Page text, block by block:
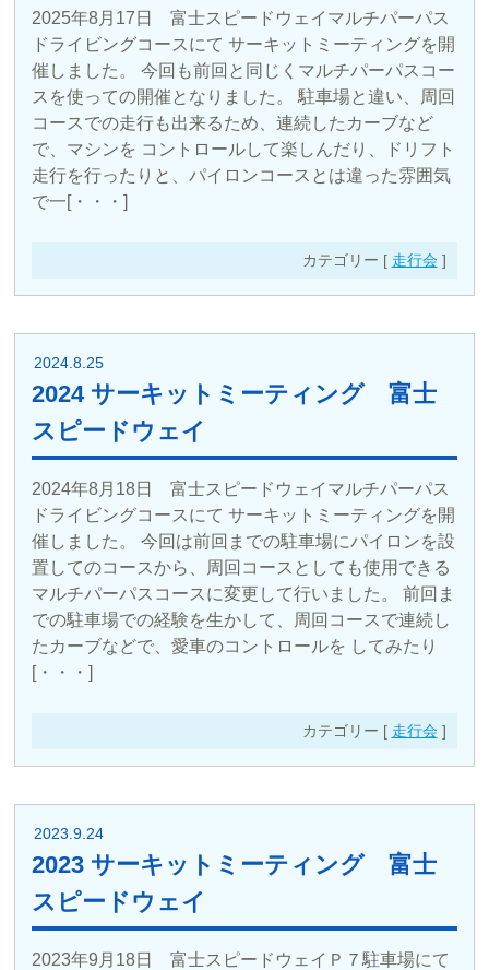
2025年8月17日 富士スピードウェイマルチパーパス
ドライビングコースにて サーキットミーティングを開
催しました。 今回も前回と同じくマルチパーパスコー
スを使っての開催となりました。 駐車場と違い、周回
コースでの走行も出来るため、連続したカーブなど
で、マシンを コントロールして楽しんだり、ドリフト
走行を行ったりと、パイロンコースとは違った雰囲気
で一[・・・]
カテゴリー [ 走行会]
2024.8.25
2024 サーキットミーティング 富士
スピードウェイ
2024年8月18日 富士スピードウェイマルチパーパス
ドライビングコースにて サーキットミーティングを開
催しました。 今回は前回までの駐車場にパイロンを設
置してのコースから、周回コースとしても使用できる
マルチパーパスコースに変更して行いました。 前回ま
での駐車場での経験を生かして、周回コースで連続し
たカーブなどで、愛車のコントロールを してみたり
[・・・]
カテゴリー [ 走行会]
2023.9.24
2023 サーキットミーティング 富士
スピードウェイ
2023年9月18日 富士スピードウェイＰ７駐車場にて